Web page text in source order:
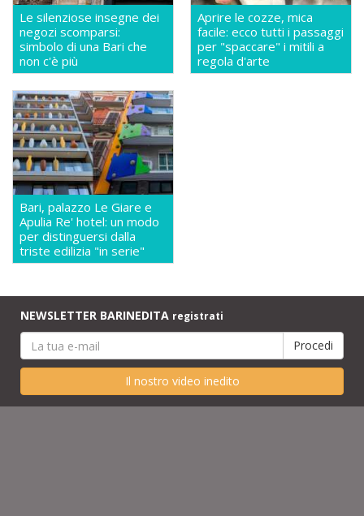
Le silenziose insegne dei
negozi scomparsi:
simbolo di una Bari che
non c'è più
Aprire le cozze, mica
facile: ecco tutti i passaggi
per "spaccare" i mitili a
regola d'arte
Bari, palazzo Le Giare e
Apulia Re' hotel: un modo
per distinguersi dalla
triste edilizia "in serie"
NEWSLETTER BARINEDITA registrati
Il nostro video inedito